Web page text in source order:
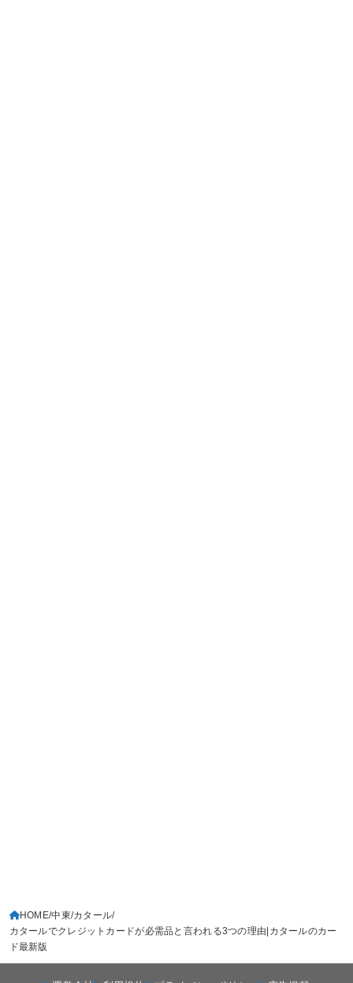
HOME 中東 カタール
カタールでクレジットカードが必需品と言われる3つの理由|カタールのカー
ド最新版